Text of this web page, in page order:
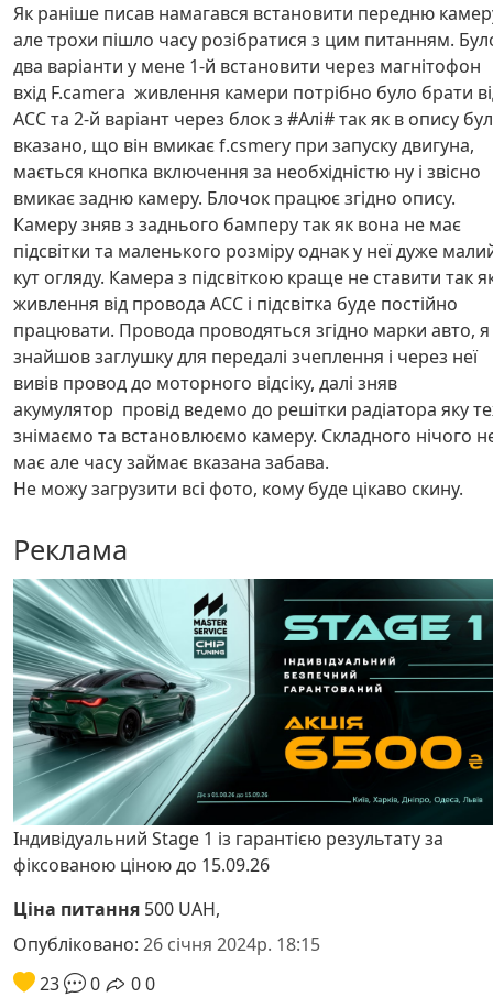
Як раніше писав намагався встановити передню
але трохи пішло часу розібратися з цим питанням.
два варіанти у мене 1-й встановити через магнітофон
вхід F.camera живлення камери потрібно було брати
АСС та 2-й варіант через блок з #Алі# так як в опису
вказано, що він вмикає f.csmery при запуску двигуна,
мається кнопка включення за необхідністю ну і звісно
вмикає задню камеру. Блочок працює згідно опису.
Камеру зняв з заднього бамперу так як вона не має
підсвітки та маленького розміру однак у неї дуже
кут огляду. Камера з підсвіткою краще не ставити так
живлення від провода АСС і підсвітка буде постійно
працювати. Провода проводяться згідно марки авто, я
знайшов заглушку для передалі зчеплення і через неї
вивів провод до моторного відсіку, далі зняв
акумулятор провід ведемо до решітки радіатора яку
знімаємо та встановлюємо камеру. Складного нічого
має але часу займає вказана забава.
Не можу загрузити всі фото, кому буде цікаво скину.
Реклама
Індивідуальний Stage 1 із гарантією результату за
фіксованою ціною до 15.09.26
Ціна питання 500 UAH,
Опубліковано: 26 січня 2024р. 18:15
23
0 00